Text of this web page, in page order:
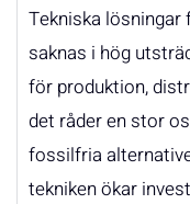
Tekniska
saknas i hög
för produktion,
det råder en stor
fossilfria
tekniken ökar